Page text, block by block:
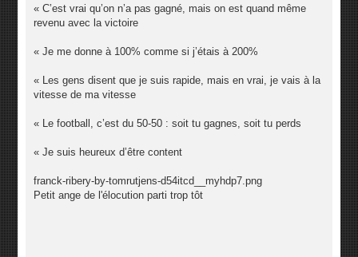
« C’est vrai qu’on n’a pas gagné, mais on est quand même
revenu avec la victoire
« Je me donne à 100% comme si j’étais à 200%
« Les gens disent que je suis rapide, mais en vrai, je vais à la
vitesse de ma vitesse
« Le football, c’est du 50-50 : soit tu gagnes, soit tu perds
« Je suis heureux d’être content
franck-ribery-by-tomrutjens-d54itcd__myhdp7.png
Petit ange de l'élocution parti trop tôt